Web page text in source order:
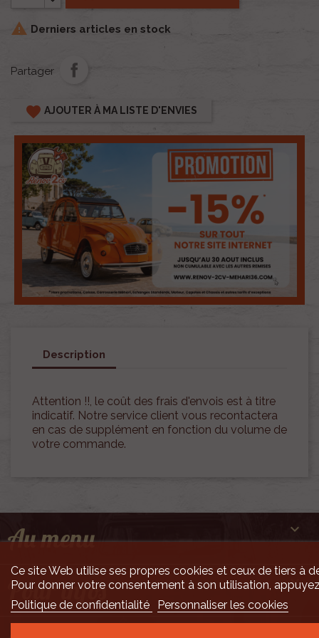
 Derniers articles en stock
Partager
favorite AJOUTER À MA LISTE D'ENVIES
Description
Attention !!, le coût des frais d'envois est à titre
indicatif. Notre service client vous recontactera
en cas de supplément en fonction du volume de
votre commande.
Au menu 
Pour infos 
Ce site Web utilise ses propres cookies et ceux de tiers à
Pour donner votre consentement à son utilisation,
Politique de confidentialité
Personnaliser les cookies